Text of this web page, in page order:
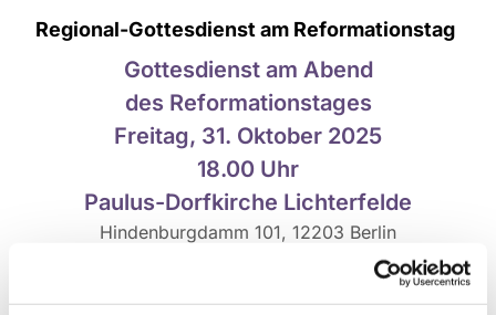
Regional-Gottesdienst am Reformationstag
Gottesdienst am Abend
des Reformationstages
Freitag, 31. Oktober 2025
18.00 Uhr
Paulus-Dorfkirche Lichterfelde
Hindenburgdamm 101, 12203 Berlin
"Ein Christenmensch ist ein freier Mensch und
niemand untertan. Ein Christenmensch ist ein